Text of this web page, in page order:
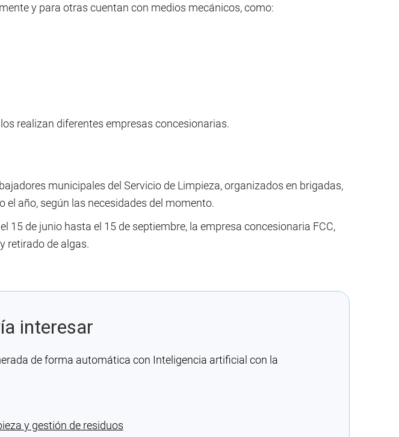
y para otras cuentan con medios mecánicos, como:
realizan diferentes empresas concesionarias.
municipales del Servicio de Limpieza, organizados en brigadas,
año, según las necesidades del momento.
15 de junio hasta el 15 de septiembre, la empresa concesionaria FCC,
retirado de algas.
interesar
de forma automática con Inteligencia artificial con la
y gestión de residuos